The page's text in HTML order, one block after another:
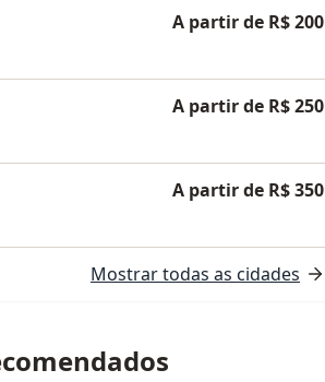
A partir de R$ 200
A partir de R$ 250
A partir de R$ 350
Mostrar todas as cidades